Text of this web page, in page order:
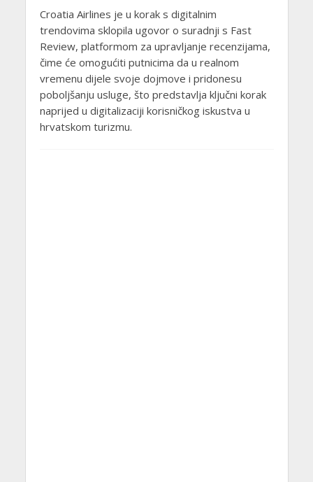
Croatia Airlines je u korak s digitalnim
trendovima sklopila ugovor o suradnji s Fast
Review, platformom za upravljanje recenzijama,
čime će omogućiti putnicima da u realnom
vremenu dijele svoje dojmove i pridonesu
poboljšanju usluge, što predstavlja ključni korak
naprijed u digitalizaciji korisničkog iskustva u
hrvatskom turizmu.